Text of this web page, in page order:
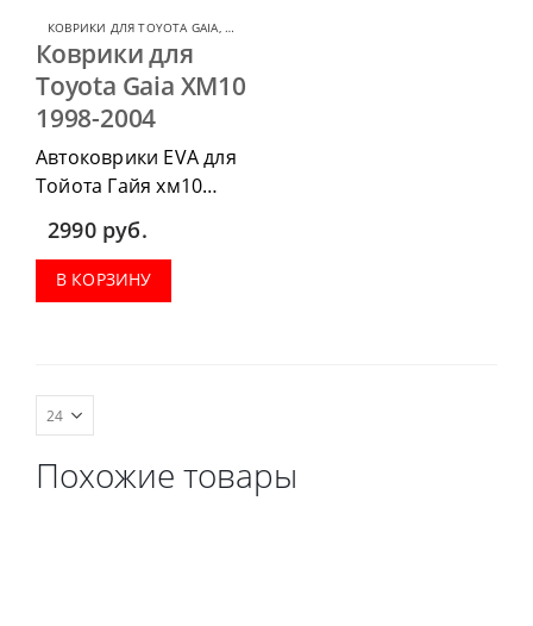
КОВРИКИ ДЛЯ TOYOTA GAIA,КОВРИКИ ДЛЯ TOYOTA
Коврики для
Toyota Gaia XM10
1998-2004
Автоковрики EVA для
Тойота Гайя хм10
1998-2004 можно
приобрести в
комплектации:
водительский коврик,
2990 руб.
В КОРЗИНУ
Похожие товары